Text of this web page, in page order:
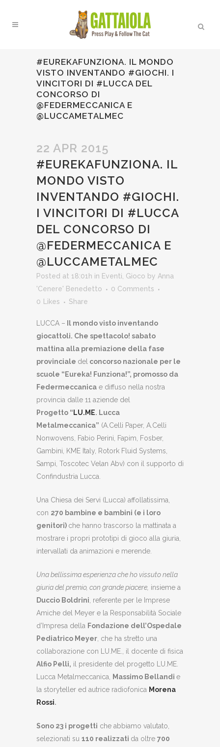
#EUREKAFUNZIONA. IL MONDO
VISTO INVENTANDO #GIOCHI. I
VINCITORI DI #LUCCA DEL
CONCORSO DI
@FEDERMECCANICA E
@LUCCAMETALMEC
22 APR 2015
#EUREKAFUNZIONA. IL
MONDO VISTO
INVENTANDO #GIOCHI.
I VINCITORI DI #LUCCA
DEL CONCORSO DI
@FEDERMECCANICA E
@LUCCAMETALMEC
Posted at 18:01h in Eventi Gioco by Anna
'Cenere' Benedetto
0 Comments
0
Likes Share
LUCCA – Il mondo visto inventando
giocattoli. Che spettacolo! sabato
mattina alla premiazione della fase
provinciale del concorso nazionale per le
scuole “Eureka! Funziona!”, promosso da
Federmeccanica e diffuso nella nostra
provincia dalle 11 aziende del
Progetto “ LU.ME. Lucca
Metalmeccanica” (A.Celli Paper, A.Celli
Nonwovens, Fabio Perini, Fapim, Fosber,
Gambini, KME Italy, Rotork Fluid Systems,
Sampi, Toscotec Velan Abv) con il supporto di
Confindustria Lucca.
Una Chiesa dei Servi (Lucca) affollatissima,
con 270 bambine e bambini (e i loro
genitori) che hanno trascorso la mattinata a
mostrare i propri prototipi di gioco alla giuria,
intervallati da animazioni e merende.
Una bellissima esperienza che ho vissuto nella
giuria del premio, con grande piacere, insieme a
Duccio Boldrini , referente per le Imprese
Amiche del Meyer e la Responsabilità Sociale
d’Impresa della Fondazione dell’Ospedale
Pediatrico Meyer , che ha stretto una
collaborazione con LU.ME., il docente di fisica
Alfio Pelli, il presidente del progetto LU.ME.
Lucca Metalmeccanica,
Massimo Bellandi e
la storyteller ed autrice radiofonica Morena
Rossi.
Sono 23 i progetti che abbiamo valutato,
selezionati su 110 realizzati da oltre 700